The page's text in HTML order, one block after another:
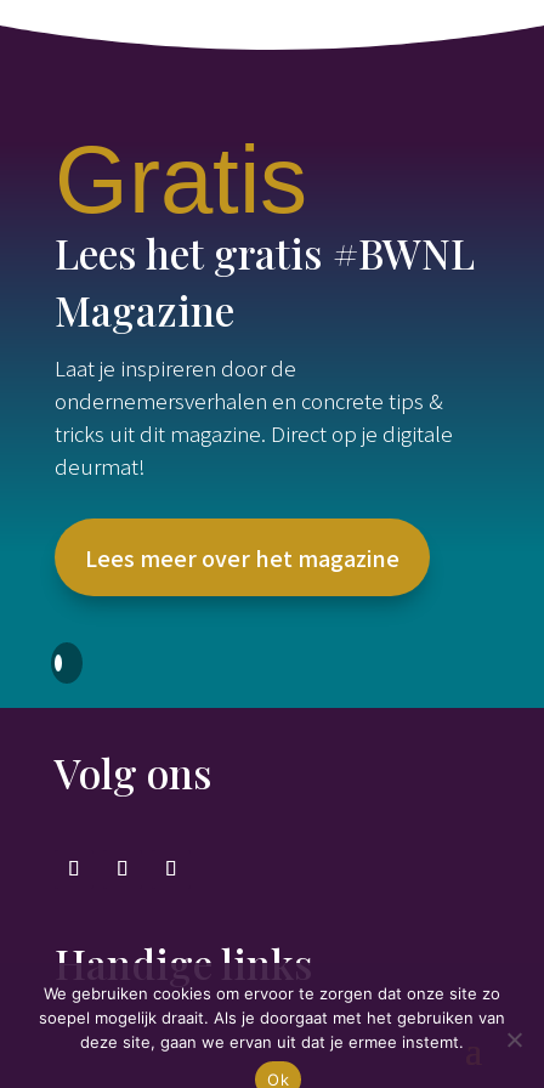
Gratis
Lees het gratis #BWNL
Magazine
Laat je inspireren door de
ondernemersverhalen en concrete tips &
tricks uit dit magazine. Direct op je digitale
deurmat!
Lees meer over het magazine
Volg ons
Handige links
We gebruiken cookies om ervoor te zorgen dat onze site zo
soepel mogelijk draait. Als je doorgaat met het gebruiken van
deze site, gaan we ervan uit dat je ermee instemt.
Ok